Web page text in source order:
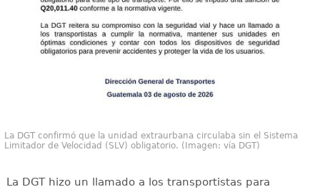
La DGT confirmó que la unidad extraurbana circulaba sin el Sistema
Limitador de Velocidad (SLV) obligatorio. (Imagen: vía DGT)
La DGT hizo un llamado a los transportistas para